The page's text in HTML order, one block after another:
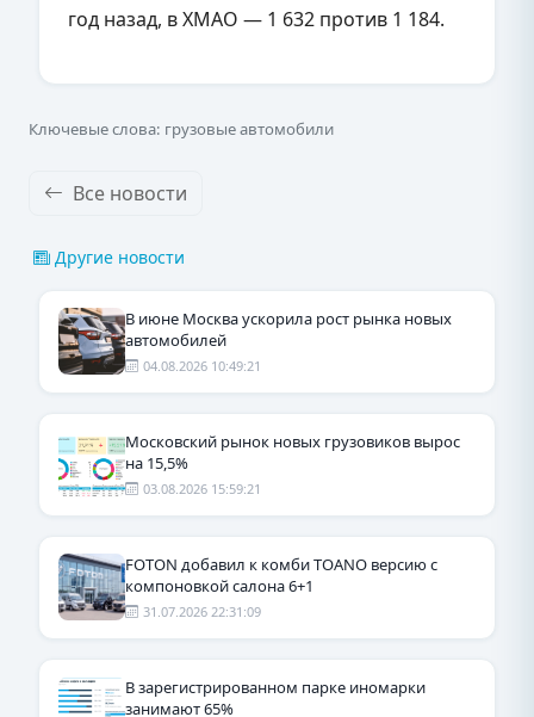
год назад, в ХМАО — 1 632 против 1 184.
Ключевые слова: грузовые автомобили
Все новости
Другие новости
В июне Москва ускорила рост рынка новых
автомобилей
04.08.2026 10:49:21
Московский рынок новых грузовиков вырос
на 15,5%
03.08.2026 15:59:21
FOTON добавил к комби TOANO версию с
компоновкой салона 6+1
31.07.2026 22:31:09
В зарегистрированном парке иномарки
занимают 65%